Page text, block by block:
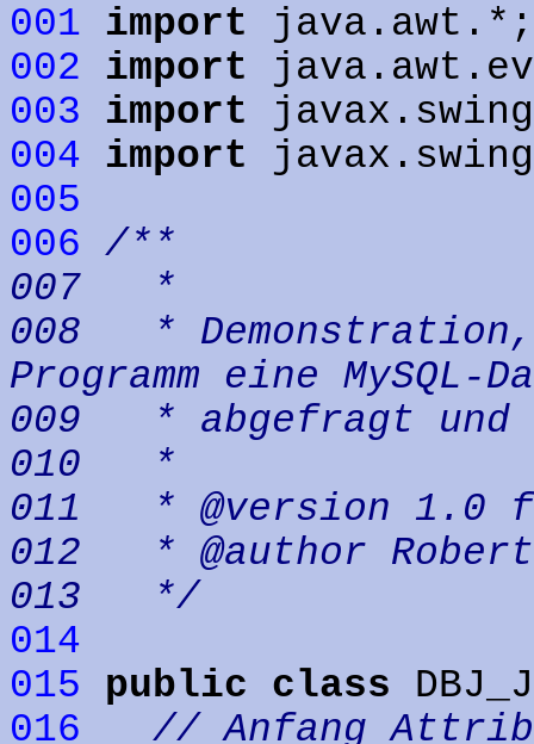
001 import java.awt.*;
002
import
003
import
004
import
005
006 /**
007 *
008 *
Programm eine MySQL-
009 * abgefragt und
010 *
011 * @version 1.0
012 * @author
013 */
014
015
public class
016
// Anfang